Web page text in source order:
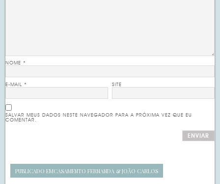
NOME*
E-MAIL* SITE
SALVAR MEUS DADOS NESTE NAVEGADOR PARA A PRÓXIMA VEZ QUE EU
COMENTAR.
PUBLICADO EMCASAMENTO FERNANDA & JOÃO CARLOS